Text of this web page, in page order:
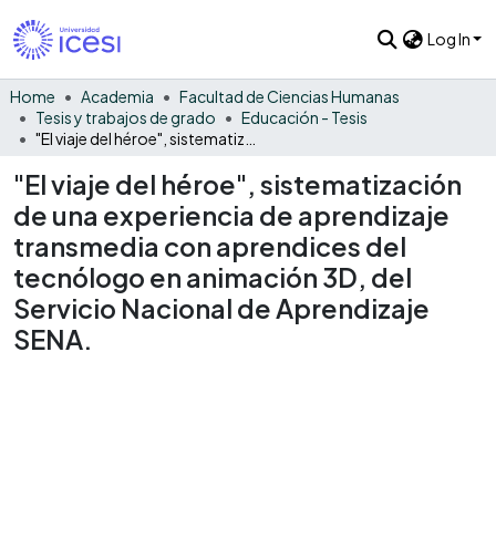
Log In
Home Academia
Facultad de Ciencias Humanas
Tesis y trabajos de grado
Educación - Tesis
"El viaje del héroe", sistematización
de una experiencia de aprendizaje
transmedia con aprendices del
tecnólogo en animación 3D, del
Servicio Nacional de Aprendizaje
SENA.